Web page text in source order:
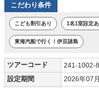
こだわり条件
こども割引あり 1名1室設定あ
東海汽船で行く！伊豆諸島
ツアーコード
241-1002-
設定期間
2026年07